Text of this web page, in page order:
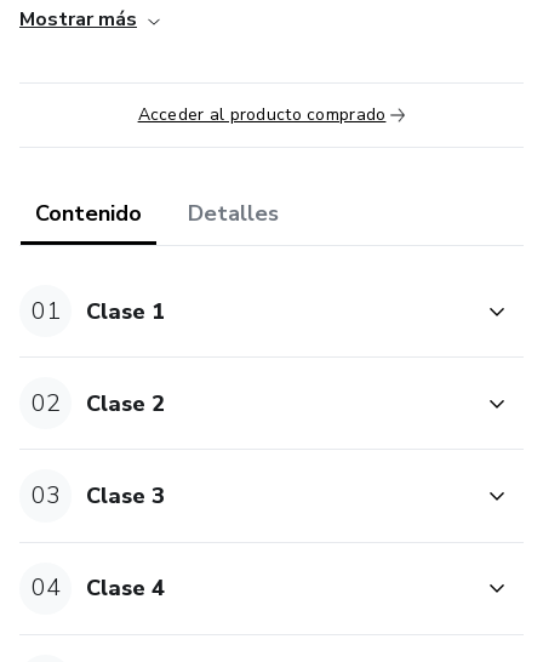
provecho a tu kit
de maquillaje y a descubrir looks mucho más arriesgados
permitiéndote salir de tu zona de
Mostrar más
Acceder al producto comprado
Contenido Detalles
01 Clase 1
02 Clase 2
03 Clase 3
04 Clase 4